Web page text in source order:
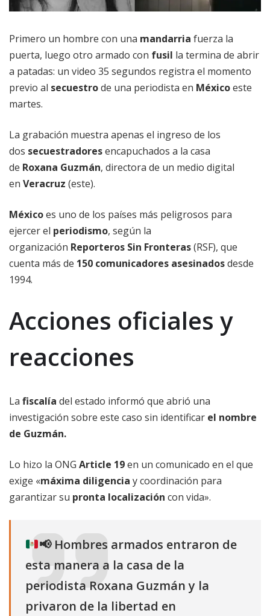
Primero un hombre con una mandarria fuerza la
puerta, luego otro armado con fusil la termina de abrir
a patadas: un video 35 segundos registra el momento
previo al secuestrode una periodista en Méxicoeste
martes.
La grabación muestra apenas el ingreso de los
dos secuestradoresencapuchados a la casa
de Roxana Guzmán, directora de un medio digital
en Veracruz (este).
Méxicoes uno de los países más peligrosos para
ejercer el periodismo, según la
organización Reporteros Sin Fronteras(RSF), que
cuenta más de 150 comunicadores asesinadosdesde
1994.
Acciones oficiales y
reacciones
La fiscalía del estado informó que abrió una
investigación sobre este caso sin identificar el nombre
de Guzmán.
Lo hizo la ONG Article 19en un comunicado en el que
exige «máxima diligencia y coordinación para
garantizar su pronta localización con vida».
📢Hombres armados entraron de
esta manera a la casa de la
periodista Roxana Guzmán y la
privaron de la libertad en